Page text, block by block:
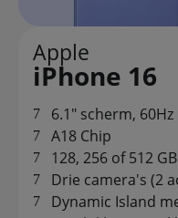
Apple
iPhone 16
6.1" scherm, 60Hz
A18 Chip
128, 256 of 512
Drie camera's (2
Dynamic Island